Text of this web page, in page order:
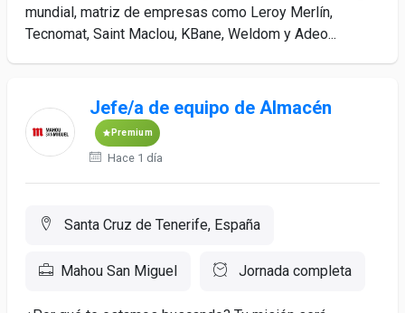
mundial, matriz de empresas como Leroy Merlín,
Tecnomat, Saint Maclou, KBane, Weldom y Adeo...
Jefe/a de equipo de Almacén
Premium
Hace 1 día
Santa Cruz de Tenerife, España
Mahou San Miguel Jornada completa